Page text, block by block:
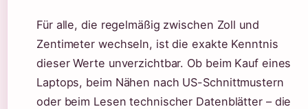
Für alle, die regelmäßig zwischen Zoll und
Zentimeter wechseln, ist die exakte Kenntnis
dieser Werte unverzichtbar. Ob beim Kauf eines
Laptops, beim Nähen nach US-Schnittmustern
oder beim Lesen technischer Datenblätter – die